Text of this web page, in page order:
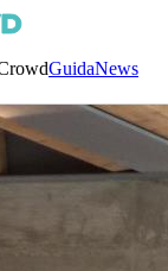
GuidaNews